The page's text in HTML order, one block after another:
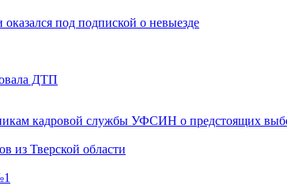
под подпиской о невыезде
ДТП
кадровой службы УФСИН о предстоящих
из Тверской области